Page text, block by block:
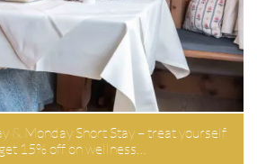
& Monday Short Stay – treat yourself
15% off on wellness…